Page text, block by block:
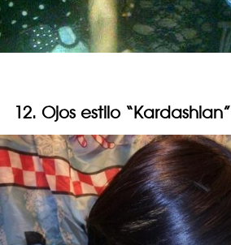
12. Ojos estilo “Kardashian”